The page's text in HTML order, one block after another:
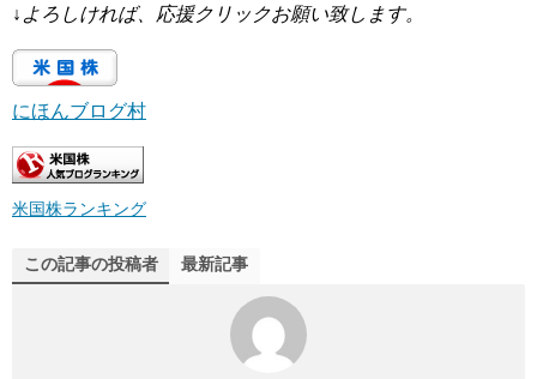
↓ よろしければ、応援クリックお願い致します。
にほんブログ村
米国株ランキング
この記事の投稿者 最新記事